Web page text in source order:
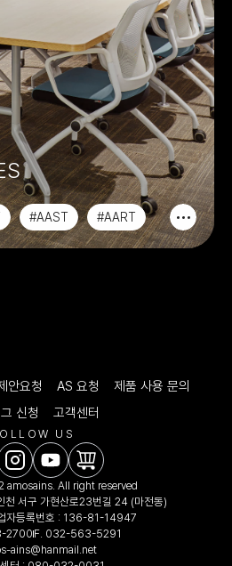
#AAST #AART
안요청 AS 요청
제품 사용 문의
신청
고객센터
US
amosains. All right reserved
천 서구 가현산로23번길 24 (마전동)
자등록번호 : 136-81-14947
2700F. 032-563-5291
ains@hanmail.net